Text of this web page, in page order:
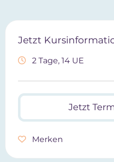
Jetzt
2 Tage, 14 UE
Jetzt
Merken